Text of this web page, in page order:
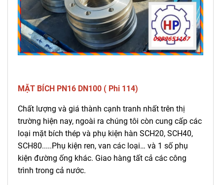
MẶT BÍCH PN16 DN100 ( Phi 114)
Chất lượng và giá thành cạnh tranh nhất trên thị
trường hiện nay, ngoài ra chúng tôi còn cung cấp các
loại mặt bích thép và phụ kiện hàn SCH20, SCH40,
SCH80.....Phụ kiện ren, van các loại… và 1 số phụ
kiện đường ống khác. Giao hàng tất cả các công
trình trong cả nước.